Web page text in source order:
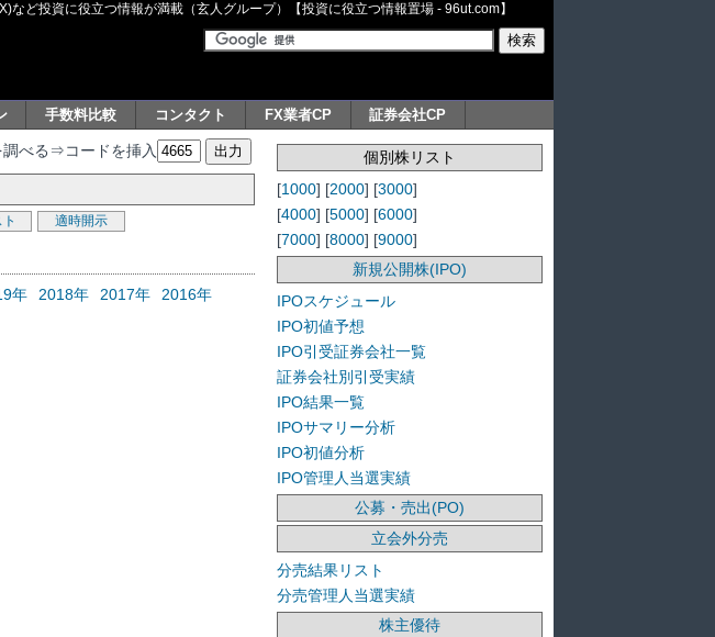
ど投資に役立つ情報が満載（玄人グループ）【投資に役立つ情報置場 - 96ut.com】
手数料比較 コンタクト FX業者CP 証券会社CP
べる⇒コードを挿入
適時開示
年 2018年 2017年
2016年
個別株リスト
[1000] [2000] [3000]
[4000] [5000] [6000]
[7000] [8000] [9000]
新規公開株(IPO)
IPOスケジュール
IPO初値予想
IPO引受証券会社一覧
証券会社別引受実績
IPO結果一覧
IPOサマリー分析
IPO初値分析
IPO管理人当選実績
公募・売出(PO)
立会外分売
分売結果リスト
分売管理人当選実績
株主優待